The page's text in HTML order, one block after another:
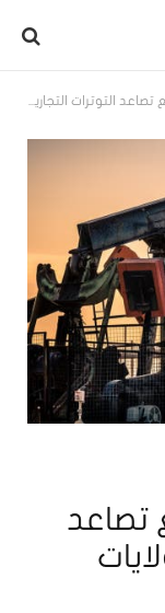
التجارية بين الولايات المتحدة والصين
تصاعد